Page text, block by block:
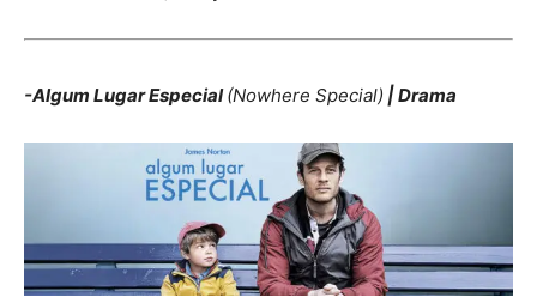
-Algum Lugar Especial(Nowhere Special) | Drama